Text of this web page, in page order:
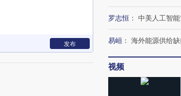
发布
罗志恒 ： 中美人工智
易峘 ： 海外能源供给
视频